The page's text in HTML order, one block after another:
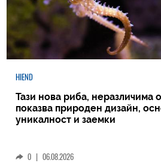
HIEND
Тази нова риба, неразличима
показва природен дизайн,
уникалност и заемки
0 06.08.2026